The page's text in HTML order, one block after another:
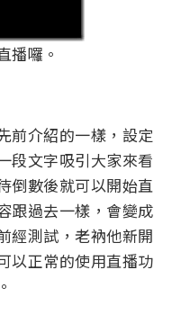
播囉。
前介紹的一樣，設定
段文字吸引大家來看
倒數後就可以開始直
跟過去一樣，會變成
經測試，老衲他新開
以正常的使用直播功